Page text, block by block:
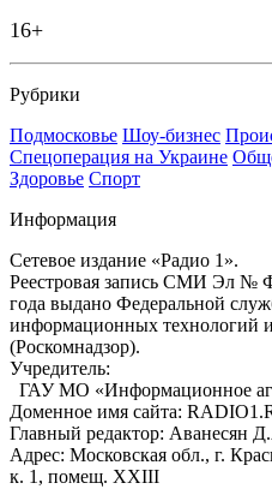
16+
Рубрики
Подмосковье Шоу-бизнес
Спецоперация на Украине
Здоровье Спорт
Информация
Сетевое издание «Радио 1».
Реестровая запись СМИ Эл №
года выдано Федеральной
информационных технологий
(Роскомнадзор).
Учредитель:
ГАУ МО «Информационное
Доменное имя сайта:
Главный редактор: Аванесян
Адрес: Московская обл., г.
к. 1, помещ. XXIII